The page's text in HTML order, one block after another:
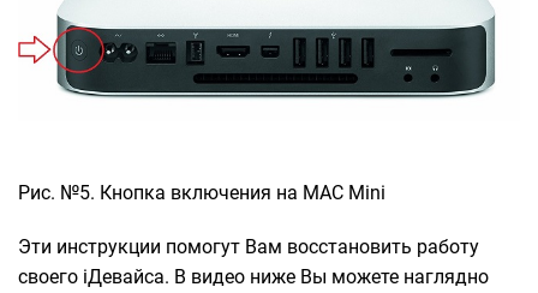
Рис. №5. Кнопка включения на MAC Mini
Эти инструкции помогут Вам восстановить работу
своего iДевайса. В видео ниже Вы можете наглядно